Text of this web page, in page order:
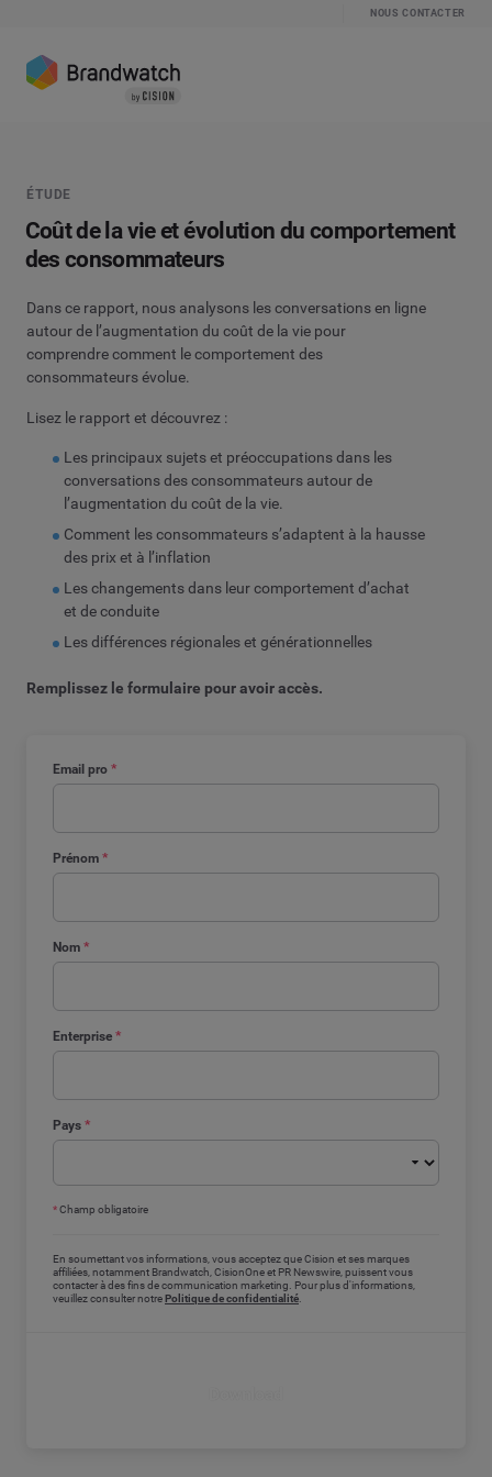
NOUS CONTACTER
Email pro *
Prénom *
Nom *
Enterprise *
Pays *
*Champ obligatoire
En soumettant vos informations, vous acceptez que Cision et ses marques
affiliées, notamment Brandwatch, CisionOne et PR Newswire, puissent vous
contacter à des fins de communication marketing. Pour plus d'informations,
veuillez consulter notrePolitique de confidentialité
ÉTUDE
Coût de la vie et évolution du comportement
des consommateurs
Dans ce rapport, nous analysons les conversations en ligne
autour de l’augmentation du coût de la vie pour
comprendre comment le comportement des
consommateurs évolue.
Lisez le rapport et découvrez :
Les principaux sujets et préoccupations dans les
conversations des consommateurs autour de
l’augmentation du coût de la vie.
Comment les consommateurs s’adaptent à la hausse
des prix et à l’inflation
Les changements dans leur comportement d’achat
et de conduite
Les différences régionales et générationnelles
Remplissez le formulaire pour avoir accès.